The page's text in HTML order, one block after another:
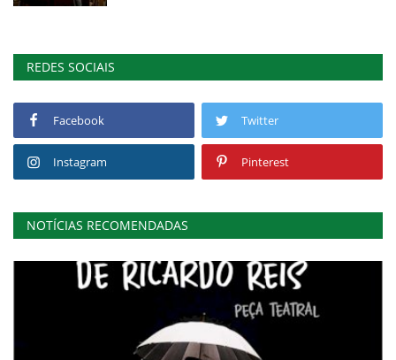
REDES SOCIAIS
Facebook Twitter
Instagram Pinterest
NOTÍCIAS RECOMENDADAS